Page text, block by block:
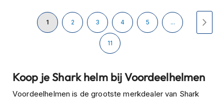
D
a
m
Pagina
U
pagina
1 Pagina
2 Pagina
3 Pagina
4 Pagina
5 ...
Pagina
11
Koop je Shark helm bij Voordeelhelmen
Voordeelhelmen is de grootste merkdealer van Shark